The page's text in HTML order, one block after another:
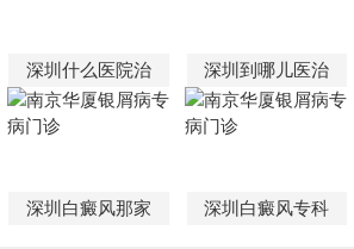
深圳什么医院治 深圳到哪儿医治
深圳白癜风那家 深圳白癜风专科